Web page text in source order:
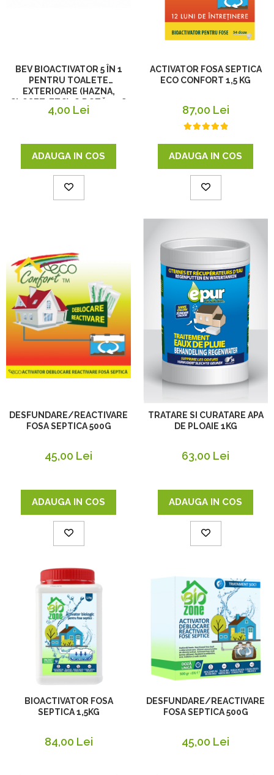
BEV BIOACTIVATOR 5 ÎN 1
PENTRU TOALETE
EXTERIOARE (HAZNA,
CLOSET, ETC), O DOZĂ, 25G
4,00 Lei
ADAUGA IN COS
ACTIVATOR FOSA SEPTICA
ECO CONFORT 1,5 KG
87,00 Lei
ADAUGA IN COS
DESFUNDARE/REACTIVARE
FOSA SEPTICA 500G
45,00 Lei
ADAUGA IN COS
TRATARE SI CURATARE APA
DE PLOAIE 1KG
63,00 Lei
ADAUGA IN COS
BIOACTIVATOR FOSA
SEPTICA 1,5KG
84,00 Lei
DESFUNDARE/REACTIVARE
FOSA SEPTICA 500G
45,00 Lei